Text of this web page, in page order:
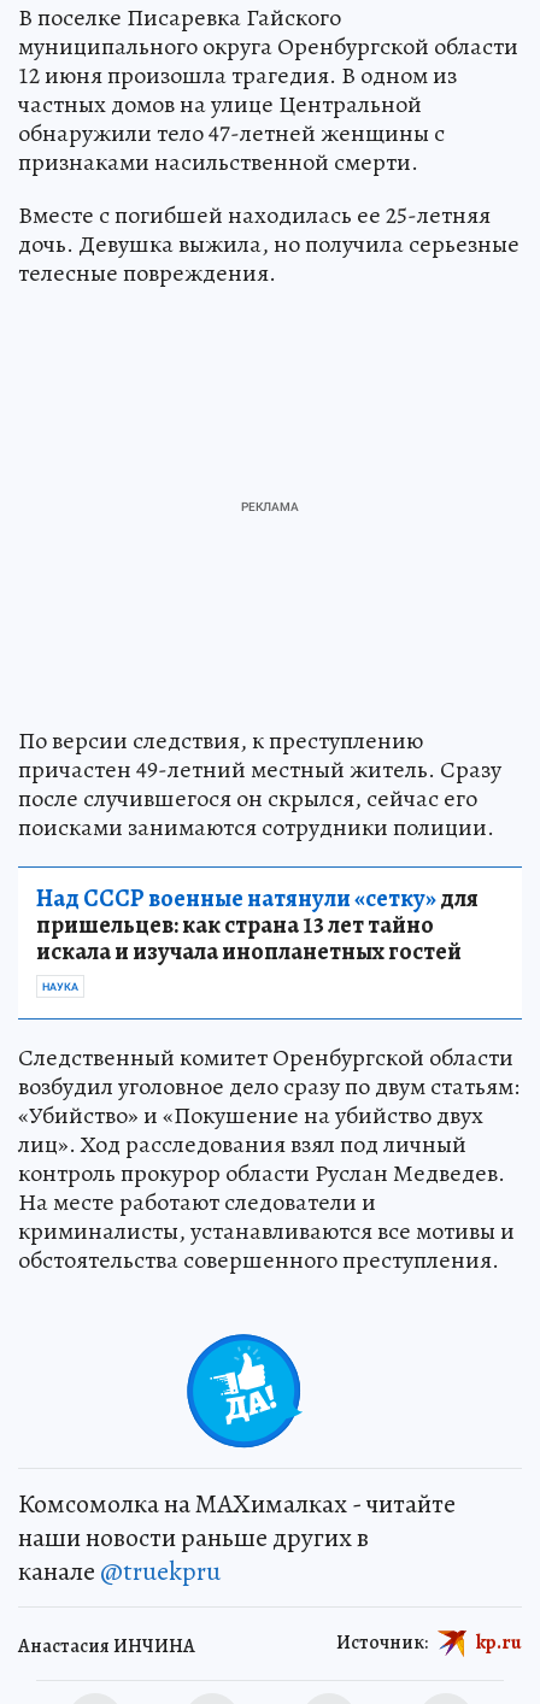
В поселке Писаревка Гайского
муниципального округа Оренбургской области
12 июня произошла трагедия. В одном из
частных домов на улице Центральной
обнаружили тело 47-летней женщины с
признаками насильственной смерти.
Вместе с погибшей находилась ее 25-летняя
дочь. Девушка выжила, но получила серьезные
телесные повреждения.
По версии следствия, к преступлению
причастен 49-летний местный житель. Сразу
после случившегося он скрылся, сейчас его
поисками занимаются сотрудники полиции.
Над СССР военные натянули «сетку»для
пришельцев: как страна 13 лет тайно
искала и изучала инопланетных гостей
НАУКА
Следственный комитет Оренбургской области
возбудил уголовное дело сразу по двум статьям:
«Убийство» и «Покушение на убийство двух
лиц». Ход расследования взял под личный
контроль прокурор области Руслан Медведев.
На месте работают следователи и
криминалисты, устанавливаются все мотивы и
обстоятельства совершенного преступления.
Комсомолка на MAXималках - читайте
наши новости раньше других в
канале @truekpru
Анастасия ИНЧИНА Источник: kp.ru